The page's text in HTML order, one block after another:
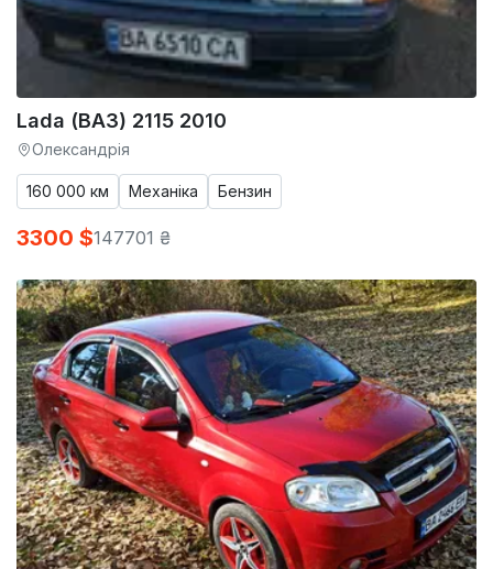
Lada (ВАЗ) 2115 2010
Олександрія
160 000 км Механіка Бензин
3300 $147701 ₴